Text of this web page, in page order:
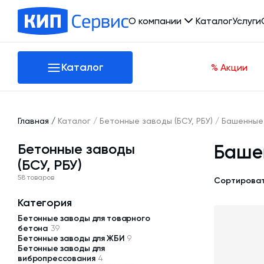
О компании
О компании
Отзывы
Вакансии
КаталогУслуги
Каталог % Акции
Оборудование
Бетонные заводы (БСУ, РБУ)
Автоматизация бетонного завода (АСУ ТП)
Гибкие шнеки для сыпучих материалов
Склады инертных материалов
Растариватели Биг-Бегов
Главная / Каталог / Бетонные заводы (БСУ, РБУ) /
Бетонные заводы
(БСУ, РБУ)
58 товаров
Категория
Бетонные заводы для товарного
бетона 39
Бетонные заводы для ЖБИ 9
Бетонные заводы для
вибропрессования 4